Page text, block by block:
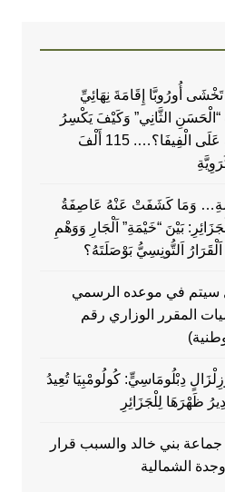
تَخْشَى أُورُوبَّا إِقَامَةَ نِهَائِيِّ
فِي مَلْعَبِ “الْحَسَنِ الثَّانِي” وَكَيْفَ يَكْسِرُ
الْمَغْرِبُ الْهَيْمَنَةَ الْأُورُوبِّيَّةَ عَلَى الْفِيفَا؟…. 115 أَلْفَ
وَمَا كَشَفَتْ عَنْهُ عَاصِفَةُ
بَيْنَ “خَيْمَةِ” اَلْجَارِ وَوَهْمِ
اَلْقَرَارُ اَلتُّونِسِيُّ بَوْصَلَتَهُ؟
سیتم في موعده الرسمي
المقرر الوزاري رقم
دِبْلُومَاسِيٍّ: كُولُومْبِيَا تُعِيدُ
ظَهْرَهَا لِلْجَزَائِرِ
بني خالد والسبب قرار
الشمالية